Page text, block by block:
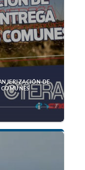
DE
COMUNES